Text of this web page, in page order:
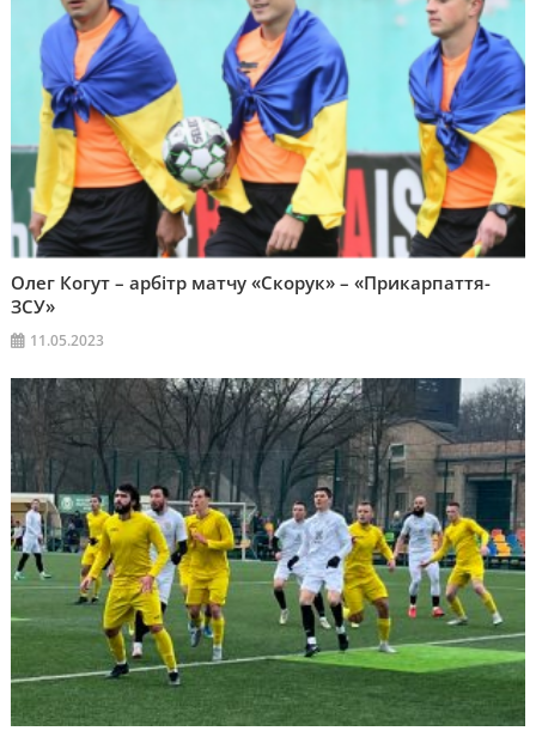
Олег Когут – арбітр матчу «Скорук» – «Прикарпаття-
ЗСУ»
11.05.2023